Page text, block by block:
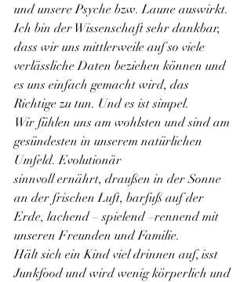
und unsere Psyche bzw. Laune auswirkt.
Ich bin der Wissenschaft sehr dankbar,
dass wir uns mittlerweile auf so viele
verlässliche Daten beziehen können und
es uns einfach gemacht wird, das
Richtige zu tun. Und es ist simpel.
Wir fühlen uns am wohlsten und sind am
gesündesten in unserem natürlichen
Umfeld. Evolutionär
sinnvoll ernährt, draußen in der Sonne
an der frischen Luft, barfuß auf der
Erde, lachend – spielend –rennend mit
unseren Freunden und Familie.
Hält sich ein Kind viel drinnen auf, isst
Junkfood und wird wenig körperlich und